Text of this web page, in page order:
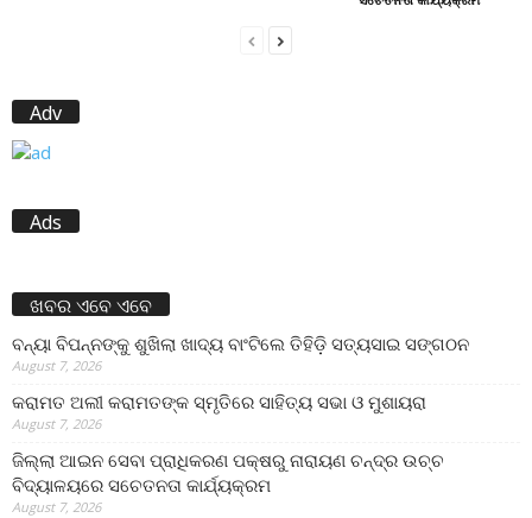
Adv
Ads
ଖବର ଏବେ ଏବେ
ବନ୍ୟା ବିପନ୍ନଙ୍କୁ ଶୁଖିଲା ଖାଦ୍ୟ ବାଂଟିଲେ ତିହିଡି଼ ସତ୍ୟସାଇ ସଙ୍ଗଠନ
August 7, 2026
କରାମତ ଅଲୀ କରାମତଙ୍କ ସ୍ମୃତିରେ ସାହିତ୍ୟ ସଭା ଓ ମୁଶାୟରା
August 7, 2026
ଜିଲ୍ଲା ଆଇନ ସେବା ପ୍ରାଧିକରଣ ପକ୍ଷରୁ ନାରାୟଣ ଚନ୍ଦ୍ର ଉଚ୍ଚ
ବିଦ୍ୟାଳୟରେ ସଚେତନତା କାର୍ଯ୍ୟକ୍ରମ
August 7, 2026